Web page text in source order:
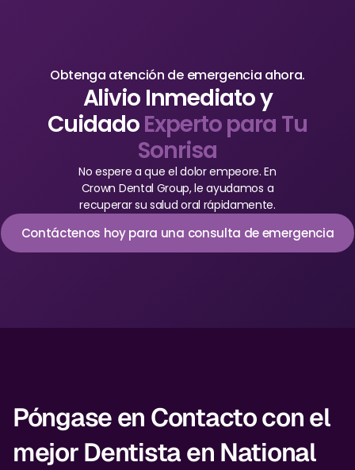
Obtenga atención de emergencia ahora.
Alivio Inmediato y
CuidadoExperto para Tu
Sonrisa
No espere a que el dolor empeore. En
Crown Dental Group, le ayudamos a
recuperar su salud oral rápidamente.
Contáctenos hoy para una consulta de emergencia
Póngase en Contacto con el
mejor Dentista en National